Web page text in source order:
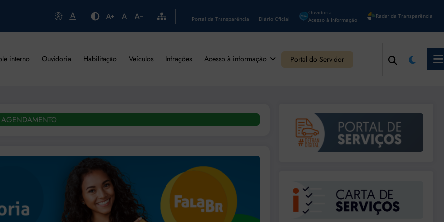
Portal da Transparência Diário Oficial
Ouvidoria
Acesso à Informação
Radar da Transparência
interno Ouvidoria Habilitação Veículos Infrações Acesso à informação Portal do Servidor
AGENDAMENTO